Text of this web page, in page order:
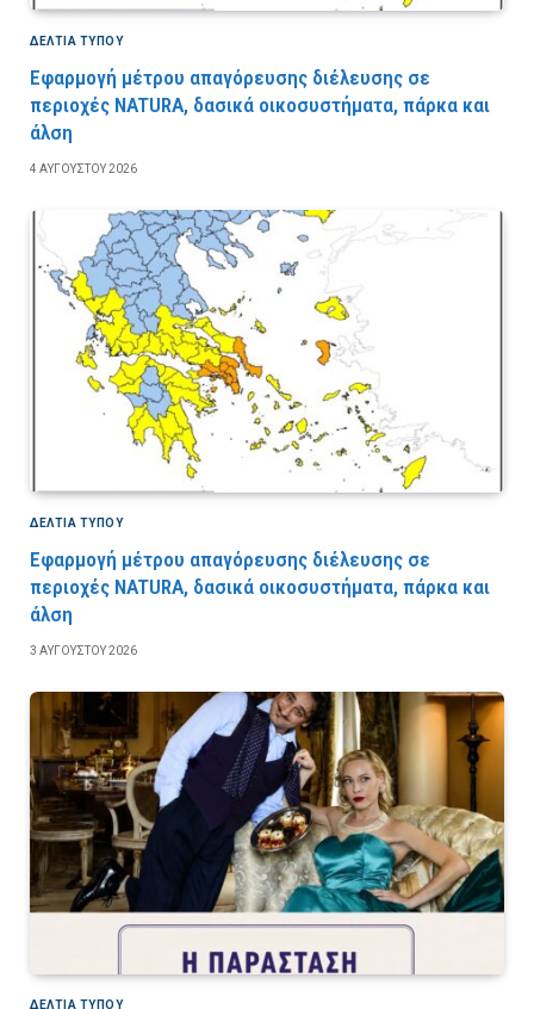
ΔΕΛΤΙΑ ΤΥΠΟΥ
Εφαρμογή μέτρου απαγόρευσης διέλευσης σε
περιοχές NATURA, δασικά οικοσυστήματα, πάρκα και
άλση
4 ΑΥΓΟΎΣΤΟΥ 2026
ΔΕΛΤΙΑ ΤΥΠΟΥ
Εφαρμογή μέτρου απαγόρευσης διέλευσης σε
περιοχές NATURA, δασικά οικοσυστήματα, πάρκα και
άλση
3 ΑΥΓΟΎΣΤΟΥ 2026
ΔΕΛΤΙΑ ΤΥΠΟΥ